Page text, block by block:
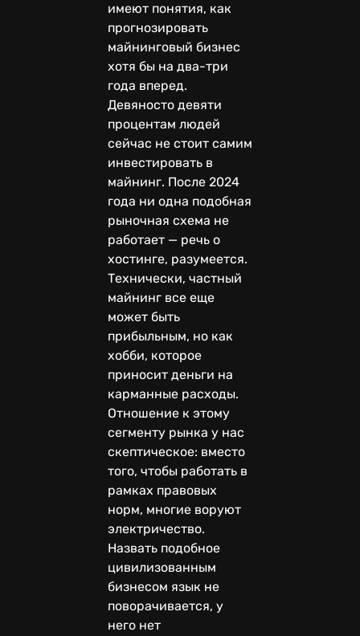
имеют понятия, как
прогнозировать
майнинговый бизнес
хотя бы на два-три
года вперед.
Девяносто девяти
процентам людей
сейчас не стоит самим
инвестировать в
майнинг. После 2024
года ни одна подобная
рыночная схема не
работает — речь о
хостинге, разумеется.
Технически, частный
майнинг все еще
может быть
прибыльным, но как
хобби, которое
приносит деньги на
карманные расходы.
Отношение к этому
сегменту рынка у нас
скептическое: вместо
того, чтобы работать в
рамках правовых
норм, многие воруют
электричество.
Назвать подобное
цивилизованным
бизнесом язык не
поворачивается, у
него нет